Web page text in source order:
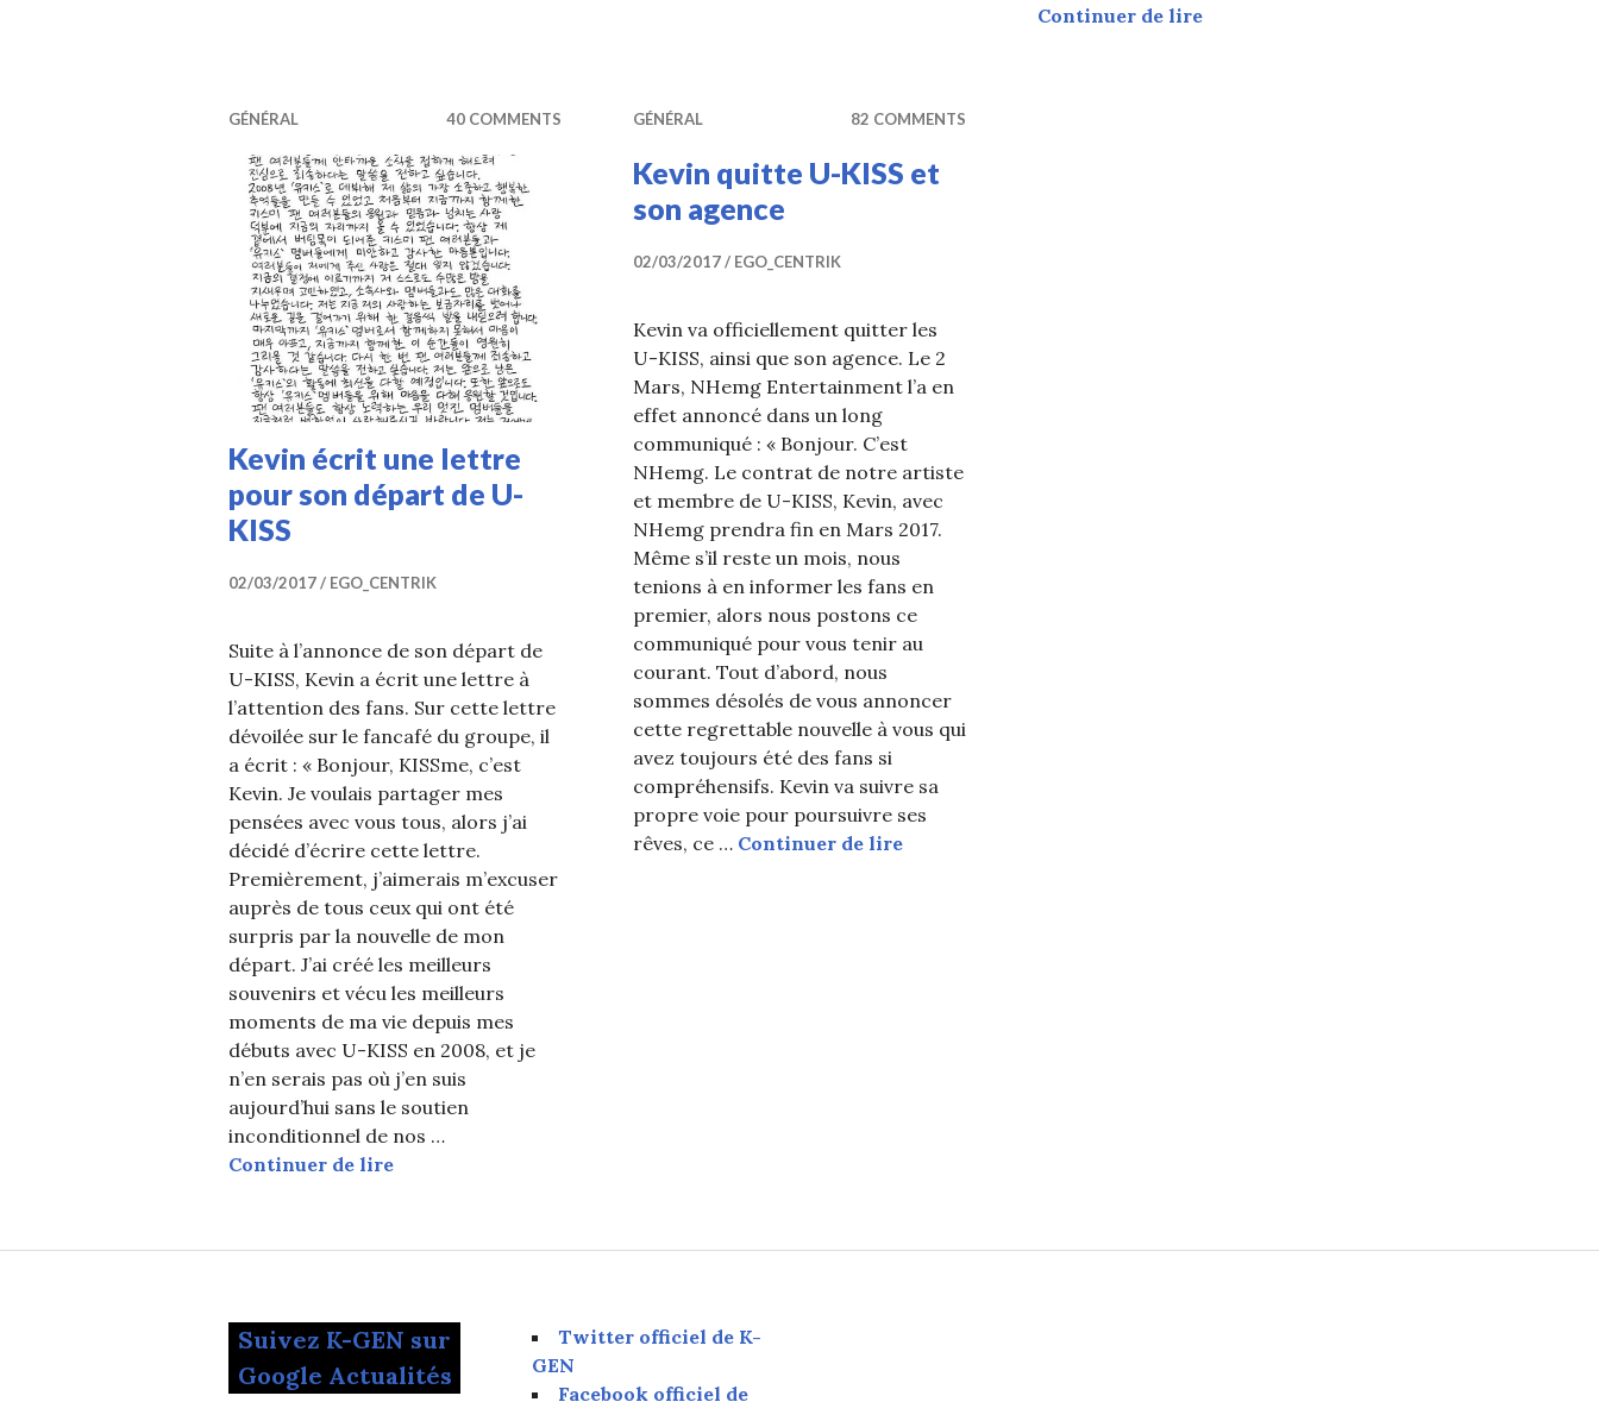
Continuer de lireKevin Woo et Park Jimin (15&) chantent
GÉNÉRAL 40 COMMENTS
Kevin écrit une lettre
pour son départ de U-
KISS
02/03/2017 EGO_CENTRIK
Suite à l’annonce de son départ de
U-KISS, Kevin a écrit une lettre à
l’attention des fans. Sur cette lettre
dévoilée sur le fancafé du groupe, il
a écrit : « Bonjour, KISSme, c’est
Kevin. Je voulais partager mes
pensées avec vous tous, alors j’ai
décidé d’écrire cette lettre.
Premièrement, j’aimerais m’excuser
auprès de tous ceux qui ont été
surpris par la nouvelle de mon
départ. J’ai créé les meilleurs
souvenirs et vécu les meilleurs
moments de ma vie depuis mes
débuts avec U-KISS en 2008, et je
n’en serais pas où j’en suis
aujourd’hui sans le soutien
inconditionnel de nos …
Continuer de lireKevin écrit une lettre pour son départ de U-KISS
GÉNÉRAL 82 COMMENTS
Kevin quitte U-KISS et
son agence
02/03/2017 EGO_CENTRIK
Kevin va officiellement quitter les
U-KISS, ainsi que son agence. Le 2
Mars, NHemg Entertainment l’a en
effet annoncé dans un long
communiqué : « Bonjour. C’est
NHemg. Le contrat de notre artiste
et membre de U-KISS, Kevin, avec
NHemg prendra fin en Mars 2017.
Même s’il reste un mois, nous
tenions à en informer les fans en
premier, alors nous postons ce
communiqué pour vous tenir au
courant. Tout d’abord, nous
sommes désolés de vous annoncer
cette regrettable nouvelle à vous qui
avez toujours été des fans si
compréhensifs. Kevin va suivre sa
propre voie pour poursuivre ses
rêves, ce … Continuer de lireKevin quitte U-KISS et son agence
Suivez K-GEN sur
Google Actualités
Twitter officiel de K-
GEN
Facebook officiel de